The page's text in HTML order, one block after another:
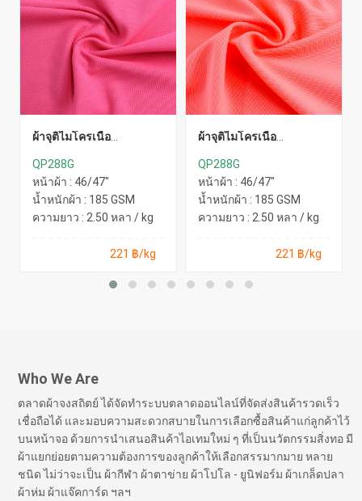
ผ้าจุติไมโครเนื้อ
QP288G
หน้าผ้า : 46/47"
น้ำหนักผ้า : 185 GSM
ความยาว : 2.50 หลา / kg
221 ฿/kg
ผ้าจุติไมโครเนื้อ
QP288G
หน้าผ้า : 46/47"
น้ำหนักผ้า : 185 GSM
ความยาว : 2.50 หลา / kg
221 ฿/kg
Who We Are
ตลาดผ้าจงสถิตย์ ได้จัดทำระบบตลาดออนไลน์ที่จัดส่งสินค้ารวดเร็ว
เชื่อถือได้ และมอบความสะดวกสบายในการเลือกซื้อสินค้าแก่ลูกค้าไว้
บนหน้าจอ ด้วยการนำเสนอสินค้าไอเทมใหม่ ๆ ที่เป็นนวัตกรรมสิ่งทอ มี
ผ้าแยกย่อยตามความต้องการของลูกค้าให้เลือกสรรมากมาย หลาย
ชนิด ไม่ว่าจะเป็น ผ้ากีฬา ผ้าตาข่าย ผ้าโปโล - ยูนิฟอร์ม ผ้าเกล็ดปลา
ผ้าห่ม ผ้าแจ๊คการ์ด ฯลฯ